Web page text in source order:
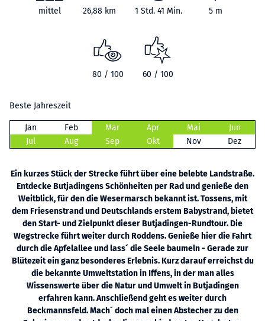
mittel 26,88 km 1 Std. 41 Min. 5 m
80 / 100 60 / 100
Beste Jahreszeit
Jan Feb Mär Apr Mai
Jun
Jul
Aug Sep Okt Nov Dez
Ein kurzes Stück der Strecke führt über eine belebte Landstraße.
Entdecke Butjadingens Schönheiten per Rad und genieße den
Weitblick, für den die Wesermarsch bekannt ist. Tossens, mit
dem Friesenstrand und Deutschlands erstem Babystrand, bietet
den Start- und Zielpunkt dieser Butjadingen-Rundtour. Die
Wegstrecke führt weiter durch Roddens. Genieße hier die Fahrt
durch die Apfelallee und lass´ die Seele baumeln - Gerade zur
Blütezeit ein ganz besonderes Erlebnis. Kurz darauf erreichst du
die bekannte Umweltstation in Iffens, in der man alles
Wissenswerte über die Natur und Umwelt in Butjadingen
erfahren kann. Anschließend geht es weiter durch
Beckmannsfeld. Mach´ doch mal einen Abstecher zu den